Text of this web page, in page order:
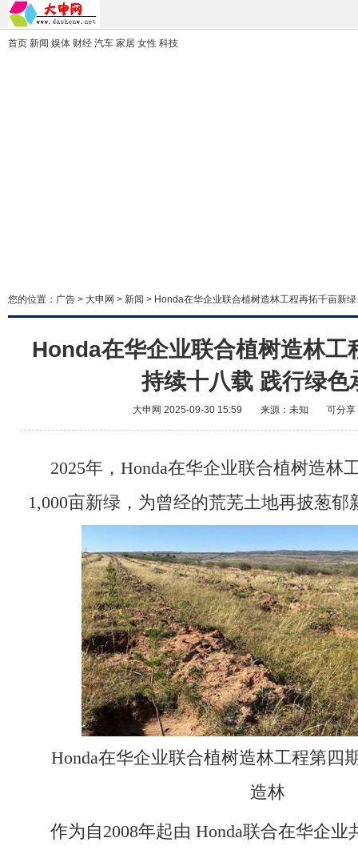
首页 新闻 娱体 财经 汽车 家居 女性 科技
您的位置： 广告 > 大申网 > 新闻 > Honda在华企业联合植树造林工程再拓千亩新
Honda在华企业联合植树造林工
持续十八载 践行绿色
大申网 2025-09-30 15:59 来源：未知 可分享
2025年，Honda在华企业联合植树造林
1,000亩新绿，为曾经的荒芜土地再披葱郁
Honda在华企业联合植树造林工程第四
造林
作为自2008年起由 Honda联合在华企